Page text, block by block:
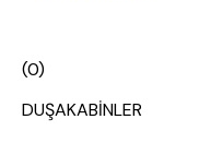
(0)
DUŞAKABİNLER